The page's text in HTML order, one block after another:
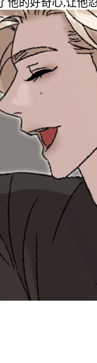
的好奇心,让